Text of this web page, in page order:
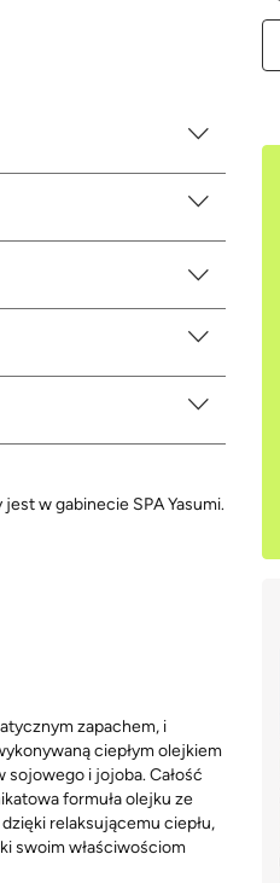
w gabinecie SPA Yasumi.
zapachem, i
ciepłym olejkiem
sojowego i jojoba. Całość
formuła olejku ze
relaksującemu ciepłu,
swoim właściwościom